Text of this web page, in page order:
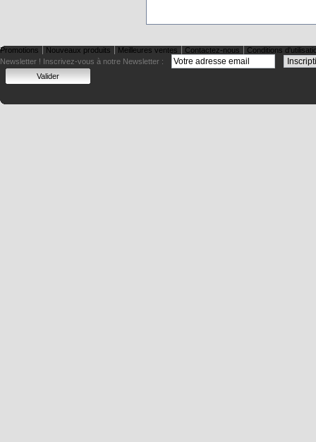
Promotions Nouveaux produits Meilleures ventes Contactez-nous
Conditions
Newsletter ! Inscrivez-vous à notre Newsletter :